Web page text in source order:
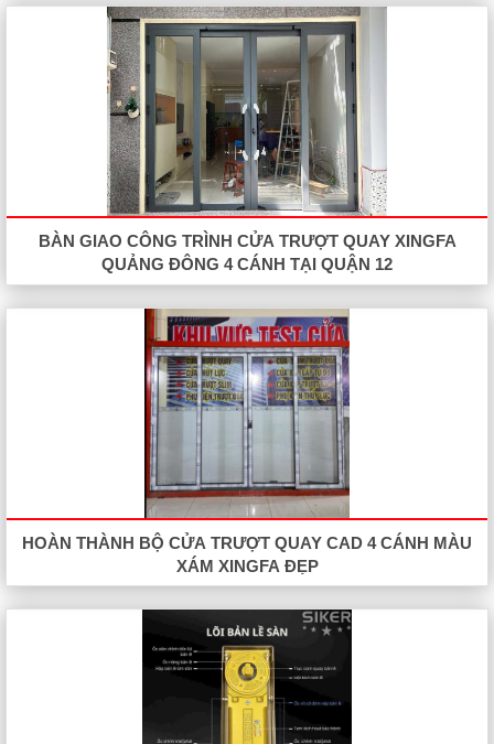
BÀN GIAO CÔNG TRÌNH CỬA TRƯỢT QUAY XINGFA
QUẢNG ĐÔNG 4 CÁNH TẠI QUẬN 12
HOÀN THÀNH BỘ CỬA TRƯỢT QUAY CAD 4 CÁNH MÀU
XÁM XINGFA ĐẸP